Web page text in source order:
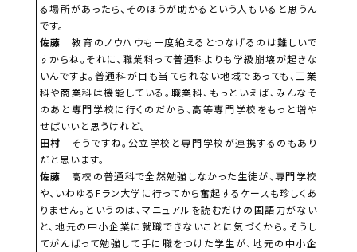
る場所があったら、そのほうが助かるという人もいると思うん
です。
佐藤
教育のノウハウも一度絶えるとつなげるのは難しいで
すからね。それに、職業科って普通科よりも学級崩壊が起きな
いんですよ。普通科が目も当てられない地域であっても、工業
科や商業科は機能している。職業科、もっといえば、みんなそ
のあと専門学校に行くのだから、高等専門学校をもっと増や
せばいいと思うけれど。
田村
そうですね。公立学校と専門学校が連携するのもあり
だと思います。
佐藤 高校の普通科で全然勉強しなかった生徒が、専門学校
や、いわゆるFラン大学に行ってから奮起するケースも珍しくあ
りません。というのは、マニュアルを読むだけの国語力がない
と、地元の中小企業に就職できないことに気づくから。そうし
てがんばって勉強して手に職をつけた学生が、地元の中小企